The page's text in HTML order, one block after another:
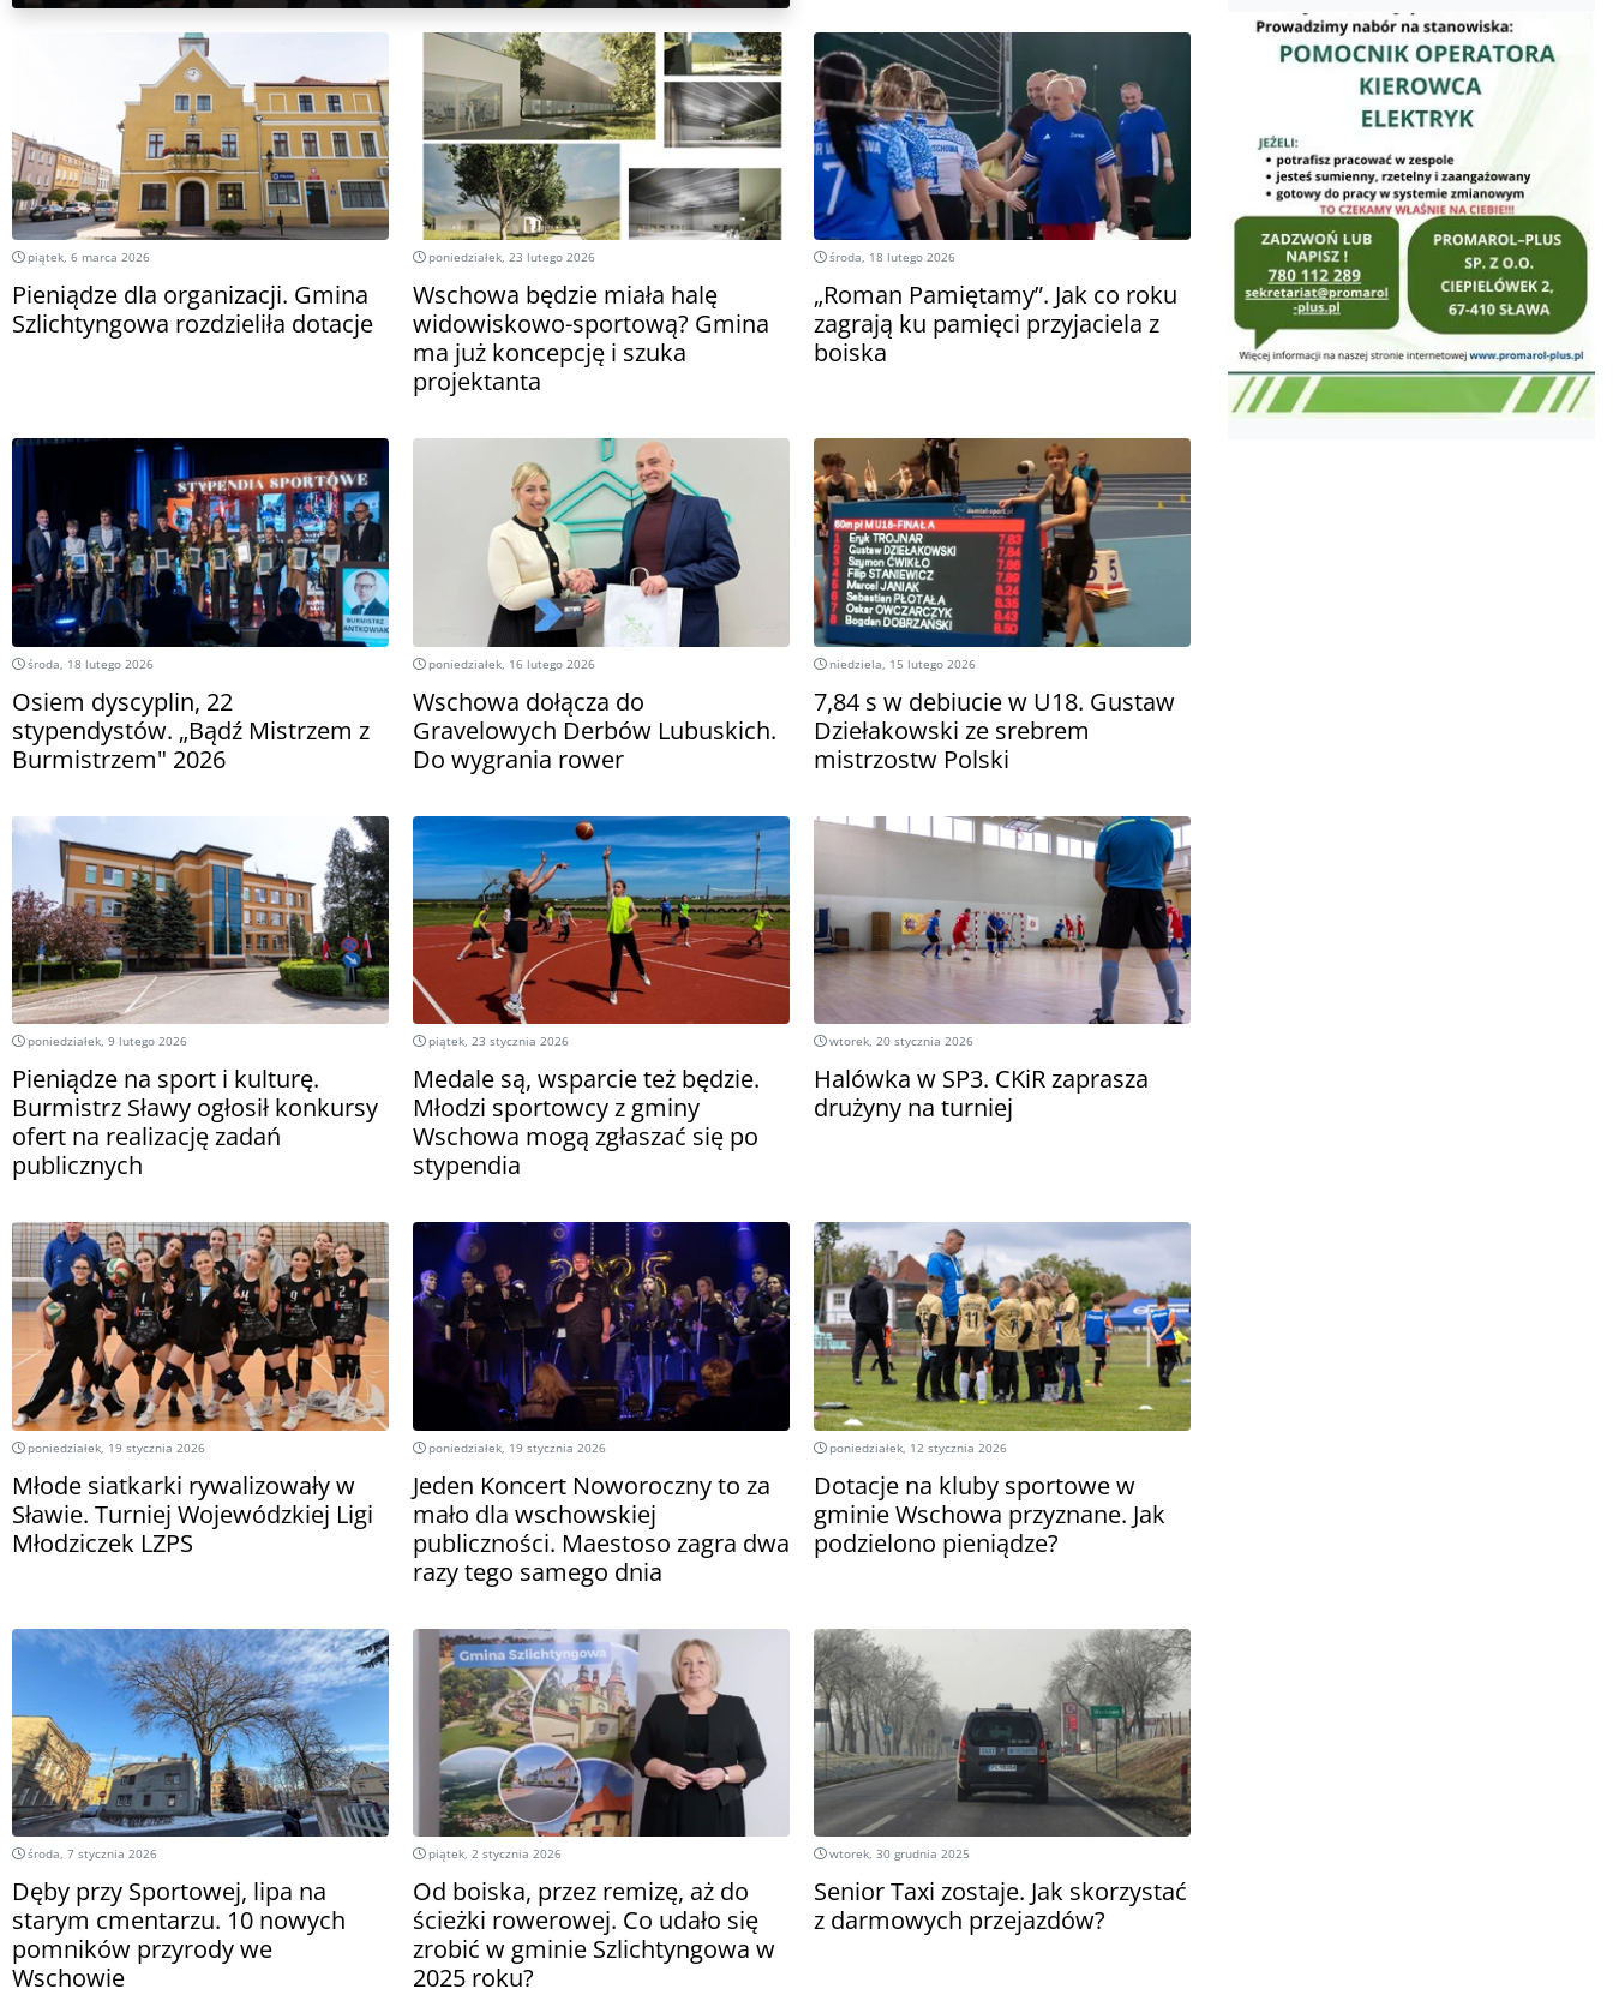
piątek, 6 marca 2026
Pieniądze dla organizacji. Gmina
Szlichtyngowa rozdzieliła dotacje
poniedziałek, 23 lutego 2026
Wschowa będzie miała halę
widowiskowo-sportową? Gmina
ma już koncepcję i szuka
projektanta
środa, 18 lutego 2026
„Roman Pamiętamy”. Jak co roku
zagrają ku pamięci przyjaciela z
boiska
środa, 18 lutego 2026
Osiem dyscyplin, 22
stypendystów. „Bądź Mistrzem z
Burmistrzem" 2026
poniedziałek, 16 lutego 2026
Wschowa dołącza do
Gravelowych Derbów Lubuskich.
Do wygrania rower
niedziela, 15 lutego 2026
7,84 s w debiucie w U18. Gustaw
Dziełakowski ze srebrem
mistrzostw Polski
poniedziałek, 9 lutego 2026
Pieniądze na sport i kulturę.
Burmistrz Sławy ogłosił konkursy
ofert na realizację zadań
publicznych
piątek, 23 stycznia 2026
Medale są, wsparcie też będzie.
Młodzi sportowcy z gminy
Wschowa mogą zgłaszać się po
stypendia
wtorek, 20 stycznia 2026
Halówka w SP3. CKiR zaprasza
drużyny na turniej
poniedziałek, 19 stycznia 2026
Młode siatkarki rywalizowały w
Sławie. Turniej Wojewódzkiej Ligi
Młodziczek LZPS
poniedziałek, 19 stycznia 2026
Jeden Koncert Noworoczny to za
mało dla wschowskiej
publiczności. Maestoso zagra dwa
razy tego samego dnia
poniedziałek, 12 stycznia 2026
Dotacje na kluby sportowe w
gminie Wschowa przyznane. Jak
podzielono pieniądze?
środa, 7 stycznia 2026
Dęby przy Sportowej, lipa na
starym cmentarzu. 10 nowych
pomników przyrody we
Wschowie
piątek, 2 stycznia 2026
Od boiska, przez remizę, aż do
ścieżki rowerowej. Co udało się
zrobić w gminie Szlichtyngowa w
2025 roku?
wtorek, 30 grudnia 2025
Senior Taxi zostaje. Jak skorzystać
z darmowych przejazdów?